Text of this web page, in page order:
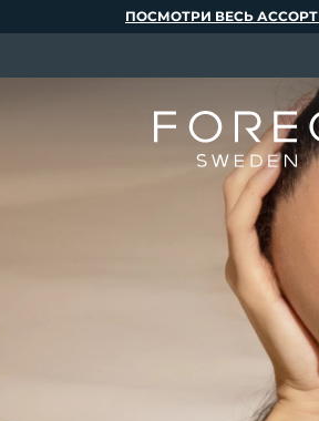
ПОСМОТРИ ВЕСЬ